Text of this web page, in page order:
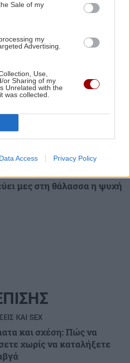
Sale of my
my
Advertising.
Use,
or Sharing of my
Unrelated with the
was collected.
Data Access Privacy Policy
ισχύ»
22:19
Σόφιας διέλυσε 3-0
προκλήσεις με 17
και εικονική αερομαχία
μες στη θάλασσα η ψυχή
ΚΑΙ SEX
και σχέση: Πώς να
χωρίς να καταλήξετε